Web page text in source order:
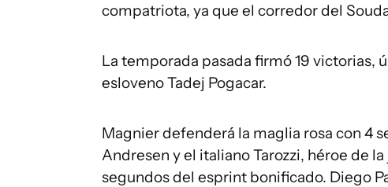
compatriota, ya que el corredor del
La temporada pasada firmó 19 victorias,
esloveno Tadej Pogacar.
Magnier defenderá la maglia rosa con 4
Andresen y el italiano Tarozzi, héroe de
segundos del esprint bonificado. Diego